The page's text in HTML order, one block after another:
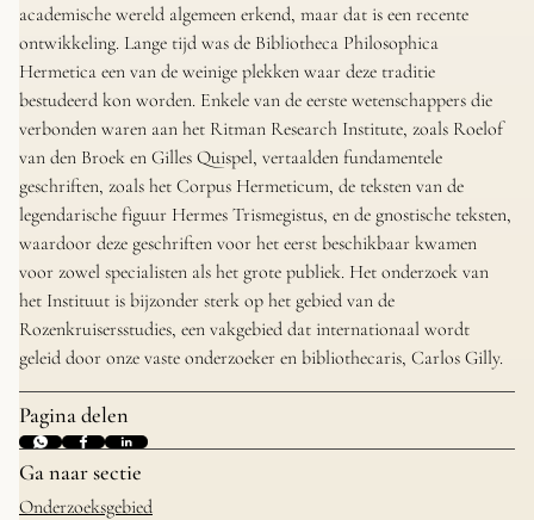
academische wereld algemeen erkend, maar dat is een recente
ontwikkeling. Lange tijd was de Bibliotheca Philosophica
Hermetica een van de weinige plekken waar deze traditie
bestudeerd kon worden. Enkele van de eerste wetenschappers die
verbonden waren aan het Ritman Research Institute, zoals Roelof
van den Broek en Gilles Quispel, vertaalden fundamentele
geschriften, zoals het Corpus Hermeticum, de teksten van de
legendarische figuur Hermes Trismegistus, en de gnostische teksten,
waardoor deze geschriften voor het eerst beschikbaar kwamen
voor zowel specialisten als het grote publiek. Het onderzoek van
het Instituut is bijzonder sterk op het gebied van de
Rozenkruisersstudies, een vakgebied dat internationaal wordt
geleid door onze vaste onderzoeker en bibliothecaris, Carlos Gilly.
Pagina delen
Ga naar sectie
Onderzoeksgebied